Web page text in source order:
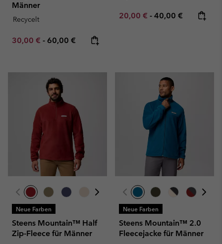
Männer
Recycelt
Minimum sale price:
30,00 € - Maximum price:
60,00 €
Minimum sale price:
20,00 € - Maximum price:
40,00 €
Neue Farben
Steens Mountain™ Half
Zip-Fleece für Männer
Neue Farben
Steens Mountain™ 2.0
Fleecejacke für Männer